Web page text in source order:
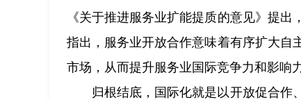
《关于推进服务业扩能提质的意见》提
指出，服务业开放合作意味着有序扩大自
市场，从而提升服务业国际竞争力和影响力
归根结底，国际化就是以开放促合作